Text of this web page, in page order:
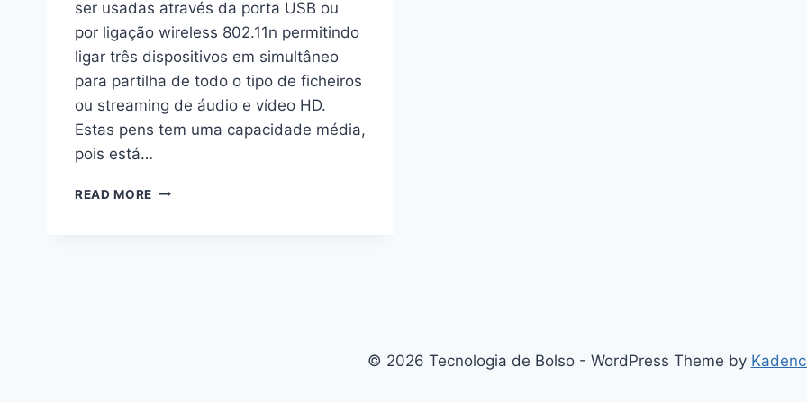
ser usadas através da porta USB ou
por ligação wireless 802.11n permitindo
ligar três dispositivos em simultâneo
para partilha de todo o tipo de ficheiros
ou streaming de áudio e vídeo HD.
Estas pens tem uma capacidade média,
pois está…
READ MORE NOVA
© 2026 Tecnologia de Bolso - WordPress Theme by